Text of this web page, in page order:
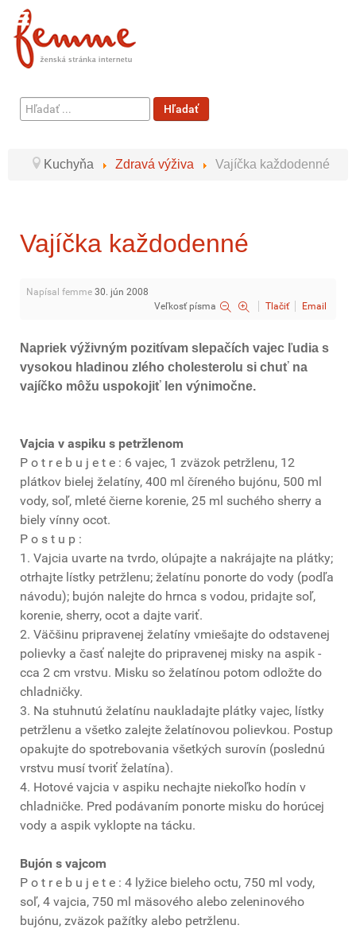
Hľadať
...
Hľadať
Kuchyňa Zdravá výživa Vajíčka každodenné
Vajíčka každodenné
Napísal femme 30. jún 2008
Veľkosť písma
Tlačiť Email
Napriek výživným pozitívam slepačích vajec ľudia s
vysokou hladinou zlého cholesterolu si chuť na
vajíčko môžu uspokojiť len výnimočne.
Vajcia v aspiku s petržlenom
P o t r e b u j e t e : 6 vajec, 1 zväzok petržlenu, 12
plátkov bielej želatíny, 400 ml číreného bujónu, 500 ml
vody, soľ, mleté čierne korenie, 25 ml suchého sherry a
biely vínny ocot.
P o s t u p :
1. Vajcia uvarte na tvrdo, olúpajte a nakrájajte na plátky;
otrhajte lístky petržlenu; želatínu ponorte do vody (podľa
návodu); bujón nalejte do hrnca s vodou, pridajte soľ,
korenie, sherry, ocot a dajte variť.
2. Väčšinu pripravenej želatíny vmiešajte do odstavenej
polievky a časť nalejte do pripravenej misky na aspik -
cca 2 cm vrstvu. Misku so želatínou potom odložte do
chladničky.
3. Na stuhnutú želatínu naukladajte plátky vajec, lístky
petržlenu a všetko zalejte želatínovou polievkou. Postup
opakujte do spotrebovania všetkých surovín (poslednú
vrstvu musí tvoriť želatína).
4. Hotové vajcia v aspiku nechajte niekoľko hodín v
chladničke. Pred podávaním ponorte misku do horúcej
vody a aspik vyklopte na tácku.
Bujón s vajcom
P o t r e b u j e t e : 4 lyžice bieleho octu, 750 ml vody,
soľ, 4 vajcia, 750 ml mäsového alebo zeleninového
bujónu, zväzok pažítky alebo petržlenu.